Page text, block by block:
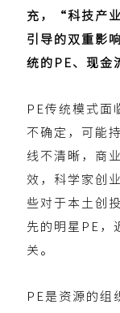
充，“科技产
引导的双重影
统的PE、现金
PE传统模式面
不确定，可能
线不清晰，商
效，科学家
些对于本土创
先的明星PE，
关。
PE是资源的组